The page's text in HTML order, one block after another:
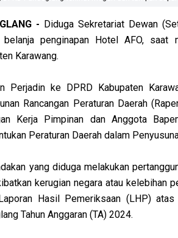
- Diduga Sekretariat Dewan
belanja penginapan Hotel AFO, saat
Karawang.
Perjadin ke DPRD Kabupaten
Rancangan Peraturan Daerah
Kerja Pimpinan dan Anggota
Peraturan Daerah dalam
yang diduga melakukan
kerugian negara atau kelebihan
Hasil Pemeriksaan (LHP)
Tahun Anggaran (TA) 2024.